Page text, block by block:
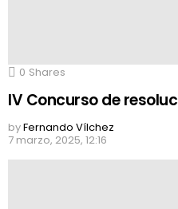
0 Shares
IV Concurso de
byFernando Vílchez
7 marzo, 2025, 12:16